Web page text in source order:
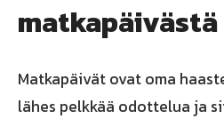
matkapäivästä
Matkapäivät ovat oma
lähes pelkkää odottelua ja